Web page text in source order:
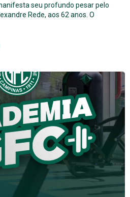
seu profundo pesar pelo
Rede, aos 62 anos. O